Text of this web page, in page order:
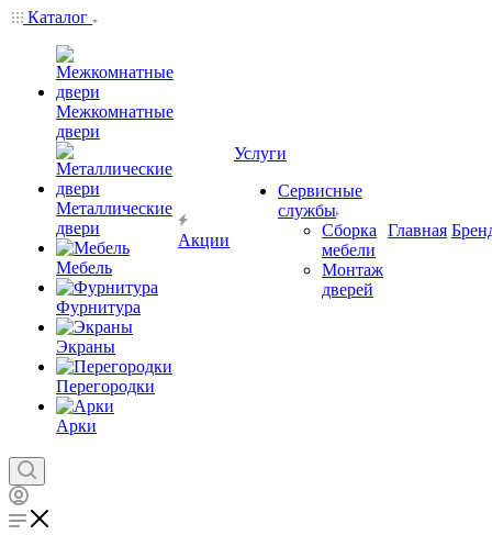
Каталог
Межкомнатные
двери
Металлические
двери
Мебель
Фурнитура
Экраны
Перегородки
Арки
Акции
Услуги
Сервисные
службы
Сборка
мебели
Монтаж
дверей
Главная